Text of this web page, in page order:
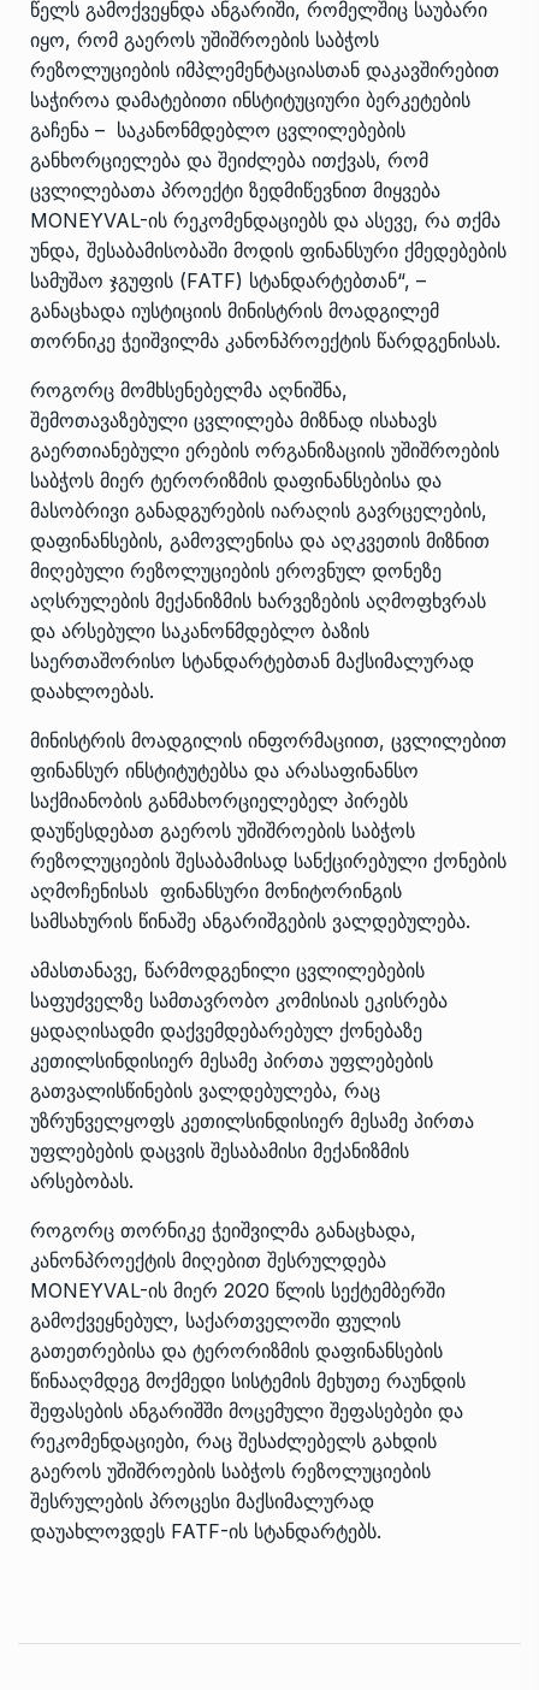
წელს გამოქვეყნდა ანგარიში, რომელშიც საუბარი
იყო, რომ გაეროს უშიშროების საბჭოს
რეზოლუციების იმპლემენტაციასთან დაკავშირებით
საჭიროა დამატებითი ინსტიტუციური ბერკეტების
გაჩენა – საკანონმდებლო ცვლილებების
განხორციელება და შეიძლება ითქვას, რომ
ცვლილებათა პროექტი ზედმიწევნით მიყვება
MONEYVAL-ის რეკომენდაციებს და ასევე, რა თქმა
უნდა, შესაბამისობაში მოდის ფინანსური ქმედებების
სამუშაო ჯგუფის (FATF) სტანდარტებთან“, –
განაცხადა იუსტიციის მინისტრის მოადგილემ
თორნიკე ჭეიშვილმა კანონპროექტის წარდგენისას.
როგორც მომხსენებელმა აღნიშნა,
შემოთავაზებული ცვლილება მიზნად ისახავს
გაერთიანებული ერების ორგანიზაციის უშიშროების
საბჭოს მიერ ტერორიზმის დაფინანსებისა და
მასობრივი განადგურების იარაღის გავრცელების,
დაფინანსების, გამოვლენისა და აღკვეთის მიზნით
მიღებული რეზოლუციების ეროვნულ დონეზე
აღსრულების მექანიზმის ხარვეზების აღმოფხვრას
და არსებული საკანონმდებლო ბაზის
საერთაშორისო სტანდარტებთან მაქსიმალურად
დაახლოებას.
მინისტრის მოადგილის ინფორმაციით, ცვლილებით
ფინანსურ ინსტიტუტებსა და არასაფინანსო
საქმიანობის განმახორციელებელ პირებს
დაუწესდებათ გაეროს უშიშროების საბჭოს
რეზოლუციების შესაბამისად სანქცირებული ქონების
აღმოჩენისას ფინანსური მონიტორინგის
სამსახურის წინაშე ანგარიშგების ვალდებულება.
ამასთანავე, წარმოდგენილი ცვლილებების
საფუძველზე სამთავრობო კომისიას ეკისრება
ყადაღისადმი დაქვემდებარებულ ქონებაზე
კეთილსინდისიერ მესამე პირთა უფლებების
გათვალისწინების ვალდებულება, რაც
უზრუნველყოფს კეთილსინდისიერ მესამე პირთა
უფლებების დაცვის შესაბამისი მექანიზმის
არსებობას.
როგორც თორნიკე ჭეიშვილმა განაცხადა,
კანონპროექტის მიღებით შესრულდება
MONEYVAL-ის მიერ 2020 წლის სექტემბერში
გამოქვეყნებულ, საქართველოში ფულის
გათეთრებისა და ტერორიზმის დაფინანსების
წინააღმდეგ მოქმედი სისტემის მეხუთე რაუნდის
შეფასების ანგარიშში მოცემული შეფასებები და
რეკომენდაციები, რაც შესაძლებელს გახდის
გაეროს უშიშროების საბჭოს რეზოლუციების
შესრულების პროცესი მაქსიმალურად
დაუახლოვდეს FATF-ის სტანდარტებს.